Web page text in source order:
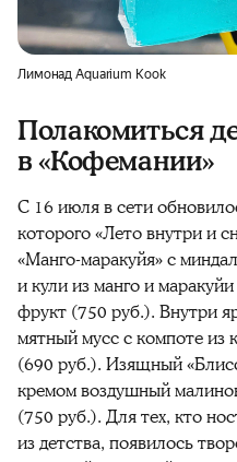
Лимонад Aquarium Kook
Полакомиться
в «Кофемании»
С 16 июля в сети
которого «Лето внутри и
«Манго-маракуйя» с
и кули из манго и
фрукт (750 руб.). Внутри
мятный мусс с компоте из
(690 руб.). Изящный
кремом воздушный
(750 руб.). Для тех, кто
из детства, появилось